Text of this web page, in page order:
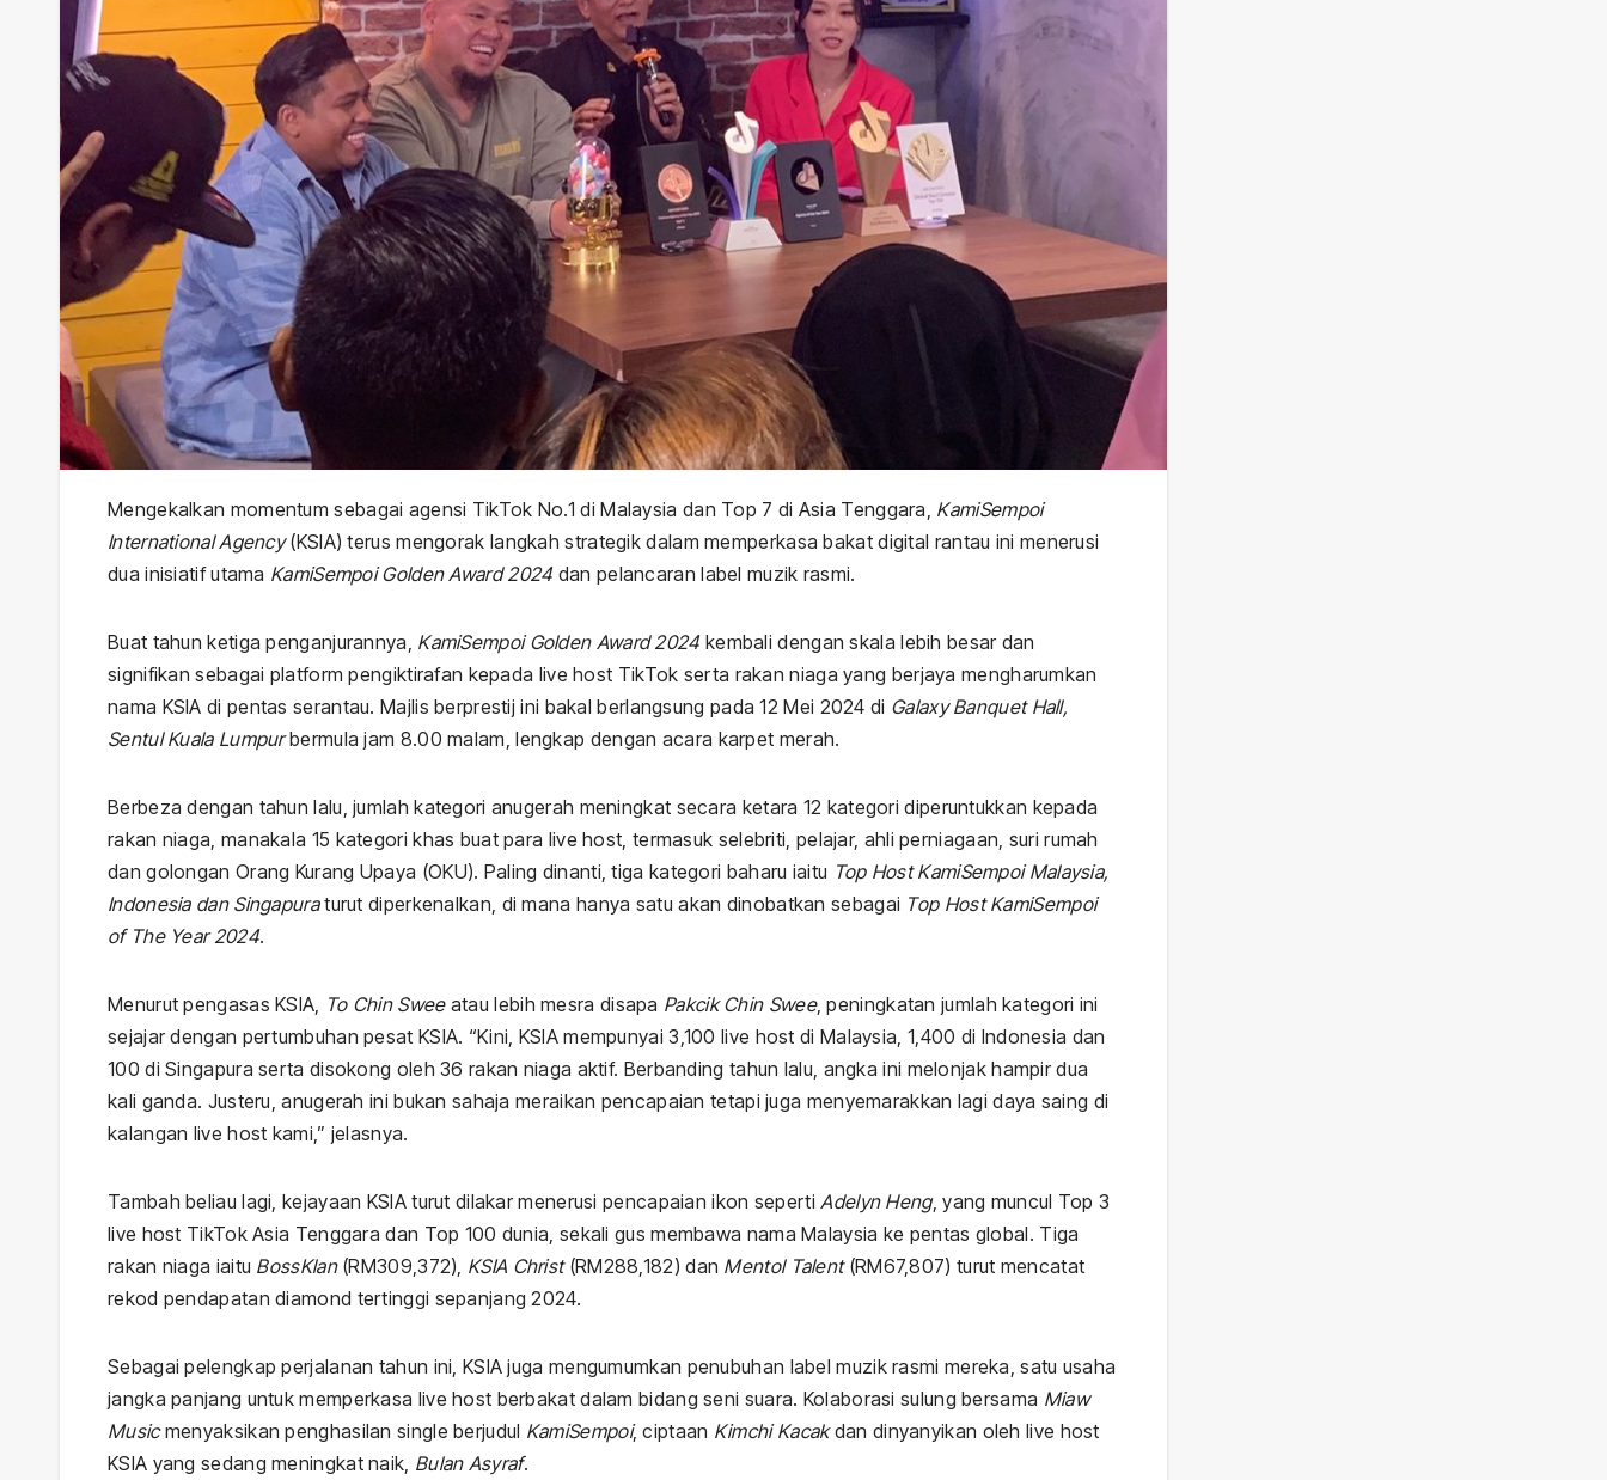
Mengekalkan momentum sebagai agensi TikTok No.1 di Malaysia dan Top 7 di Asia Tenggara, KamiSempoi
International Agency(KSIA) terus mengorak langkah strategik dalam memperkasa bakat digital rantau ini menerusi
dua inisiatif utama KamiSempoi Golden Award 2024dan pelancaran label muzik rasmi.
Buat tahun ketiga penganjurannya, KamiSempoi Golden Award 2024kembali dengan skala lebih besar dan
signifikan sebagai platform pengiktirafan kepada live host TikTok serta rakan niaga yang berjaya mengharumkan
nama KSIA di pentas serantau. Majlis berprestij ini bakal berlangsung pada 12 Mei 2024 di Galaxy Banquet Hall,
Sentul Kuala Lumpurbermula jam 8.00 malam, lengkap dengan acara karpet merah.
Berbeza dengan tahun lalu, jumlah kategori anugerah meningkat secara ketara 12 kategori diperuntukkan kepada
rakan niaga, manakala 15 kategori khas buat para live host, termasuk selebriti, pelajar, ahli perniagaan, suri rumah
dan golongan Orang Kurang Upaya (OKU). Paling dinanti, tiga kategori baharu iaitu Top Host KamiSempoi Malaysia,
Indonesia dan Singapuraturut diperkenalkan, di mana hanya satu akan dinobatkan sebagai Top Host KamiSempoi
of The Year 2024.
Menurut pengasas KSIA, To Chin Sweeatau lebih mesra disapa Pakcik Chin Swee, peningkatan jumlah kategori ini
sejajar dengan pertumbuhan pesat KSIA. “Kini, KSIA mempunyai 3,100 live host di Malaysia, 1,400 di Indonesia dan
100 di Singapura serta disokong oleh 36 rakan niaga aktif. Berbanding tahun lalu, angka ini melonjak hampir dua
kali ganda. Justeru, anugerah ini bukan sahaja meraikan pencapaian tetapi juga menyemarakkan lagi daya saing di
kalangan live host kami,” jelasnya.
Tambah beliau lagi, kejayaan KSIA turut dilakar menerusi pencapaian ikon sepertiAdelyn Heng, yang muncul Top 3
live host TikTok Asia Tenggara dan Top 100 dunia, sekali gus membawa nama Malaysia ke pentas global. Tiga
rakan niaga iaitu BossKlan(RM309,372), KSIA Christ(RM288,182) dan Mentol Talent(RM67,807) turut mencatat
rekod pendapatan diamond tertinggi sepanjang 2024.
Sebagai pelengkap perjalanan tahun ini, KSIA juga mengumumkan penubuhan label muzik rasmi mereka, satu usaha
jangka panjang untuk memperkasa live host berbakat dalam bidang seni suara. Kolaborasi sulung bersama Miaw
Musicmenyaksikan penghasilan single berjudul KamiSempoi, ciptaan Kimchi Kacakdan dinyanyikan oleh live host
KSIA yang sedang meningkat naik, Bulan Asyraf.